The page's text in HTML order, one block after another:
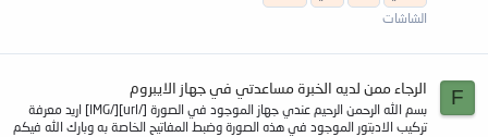
الشاشات
F الرجاء ممن لديه الخبرة مساعدتي في جهاز الايبروم
بسم الله الرحمن الرحيم عندي جهاز الموجود في الصورة [/url][/IMG] اريد معرفة
تركيب الادبتور الموجود في هذه الصورة وضبط المفاتيح الخاصة به وبارك الله فيكم